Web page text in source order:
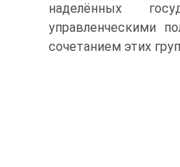
наделённых
управленческими
сочетанием этих